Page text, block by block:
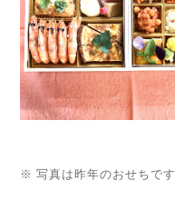
※ 写真は昨年のおせちです